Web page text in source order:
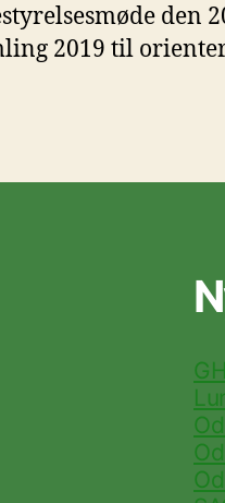
den
2019 til